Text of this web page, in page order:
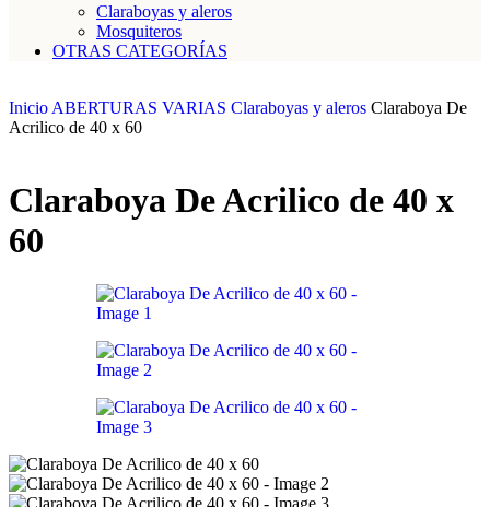
Claraboyas y aleros
Mosquiteros
OTRAS CATEGORÍAS
Inicio ABERTURAS VARIAS Claraboyas y aleros Claraboya De
Acrilico de 40 x 60
Claraboya De Acrilico de 40 x
60